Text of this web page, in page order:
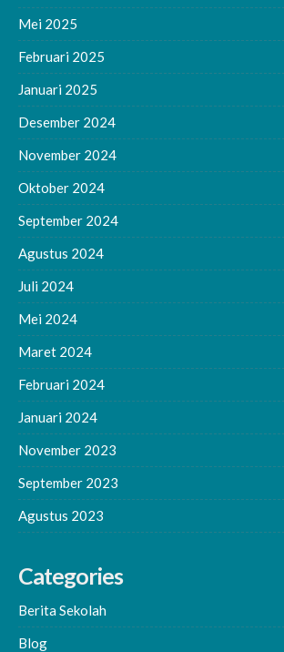
Mei 2025
Februari 2025
Januari 2025
Desember 2024
November 2024
Oktober 2024
September 2024
Agustus 2024
Juli 2024
Mei 2024
Maret 2024
Februari 2024
Januari 2024
November 2023
September 2023
Agustus 2023
Categories
Berita Sekolah
Blog